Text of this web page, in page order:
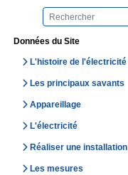
Données du Site
L'histoire de l'électricité
Les principaux savants
Appareillage
L'électricité
Réaliser une installation
Les mesures